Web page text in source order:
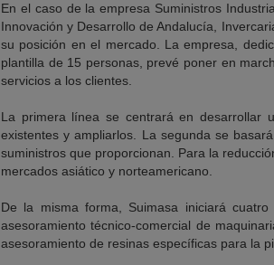
En el caso de la empresa Suministros
Innovación y Desarrollo de Andalucía,
su posición en el mercado. La empresa,
plantilla de 15 personas, prevé poner en
servicios a los clientes.
La primera línea se centrará en desarrollar
existentes y ampliarlos. La segunda se
suministros que proporcionan. Para la
mercados asiático y norteamericano.
De la misma forma, Suimasa iniciará
asesoramiento técnico-comercial de
asesoramiento de resinas específicas para la